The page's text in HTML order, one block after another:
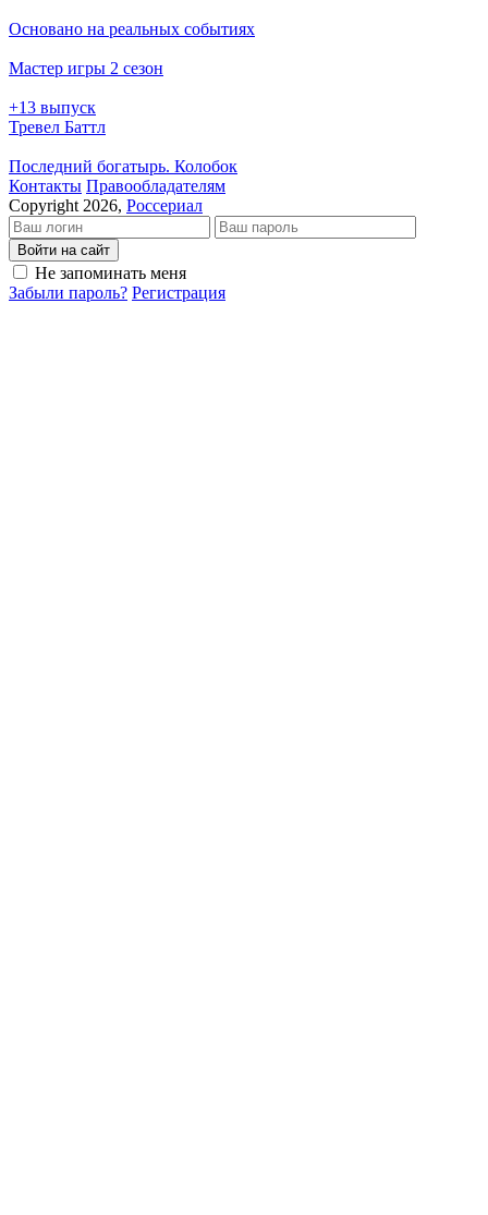
Основано на реальных событиях
Мастер игры 2 сезон
+13 выпуск
Тревел Баттл
Последний богатырь. Колобок
Кон­так­ты Пра­во­об­ла­да­те­лям
Copyright 2026, Россериал
Войти на сайт
Не запоминать меня
Забыли пароль? Регистрация